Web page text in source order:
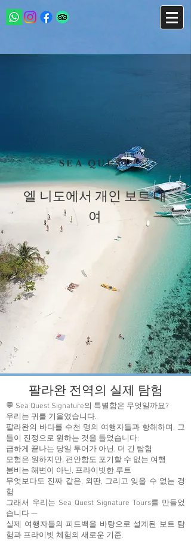
엘 니도에서 개인 보트 대
여
SEA QUEST
팔라완 전역의 실제 탐험
💬 Sea Quest Signature의 특별함은 무엇일까요?
우리는 귀를 기울였습니다.
팔라완의 바다를 수천 명의 여행자들과 항해하며, 그
들이 진정으로 원하는 것을 들었습니다:
급하게 끝나는 당일 투어가 아닌, 더 긴 탐험
모험은 원하지만, 편안함도 포기할 수 없는 여행
붐비는 해변이 아닌, 프라이빗한 루트
무엇보다도 진짜 같은, 외딴, 그리고 잊을 수 없는 경
험
그래서 우리는 Sea Quest Signature Tours를 만들었
습니다 —
실제 여행자들의 피드백을 바탕으로 설계된 보트 탐
험과 프라이빗 체험의 새로운 기준.